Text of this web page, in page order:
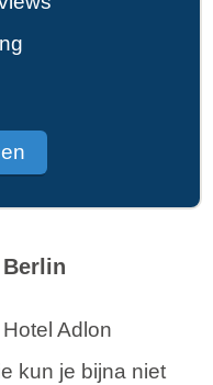
Adlon
kun je bijna niet